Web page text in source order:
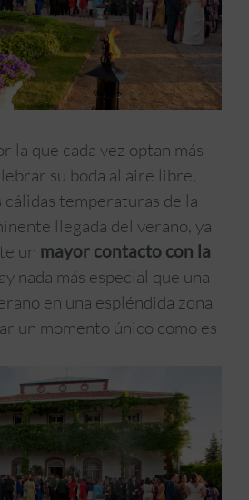
la que cada vez optan más
su boda al aire libre,
cálidas temperaturas de la
llegada del verano, ya
un mayor contacto con la
nada más especial que una
en una espléndida zona
un momento único como es